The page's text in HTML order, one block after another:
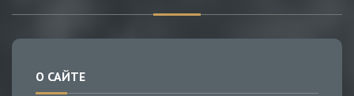
О САЙТЕ